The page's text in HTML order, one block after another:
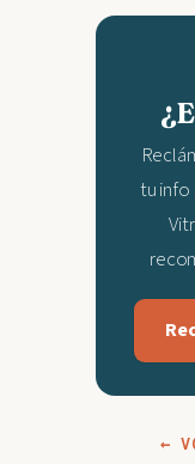
tu info
←